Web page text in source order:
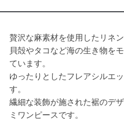
贅沢な麻素材を使用したリネ
貝殻やタコなど海の生き物を
ています。
ゆったりとしたフレアシルエ
す。
繊細な装飾が施された裾のデ
ミワンピースです。